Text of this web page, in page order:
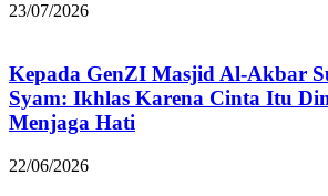
23/07/2026
Kepada GenZI Masjid Al-Akbar
Syam: Ikhlas Karena Cinta Itu
Menjaga Hati
22/06/2026